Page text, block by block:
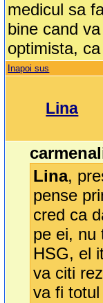
medicul sa
bine cand
optimista,
Inapoi sus
Lina
Lina,
pense
cred ca
pe ei, nu
HSG, el
va citi
va fi